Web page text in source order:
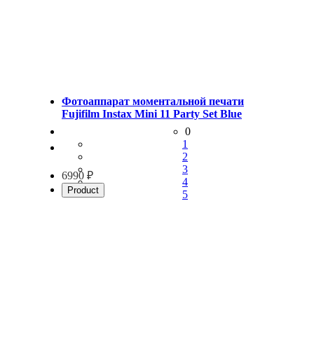
Фотоаппарат моментальной печати
Fujifilm Instax Mini 11 Party Set Blue
0
1
2
3
4
5
6990 ₽
Product